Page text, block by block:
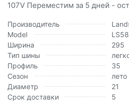
107V Переместим за 5 дней -
Производитель
Model
Ширина
295
Тип шины
Профиль
35
Сезон
лето
Диаметр
21
Срок доставки
5